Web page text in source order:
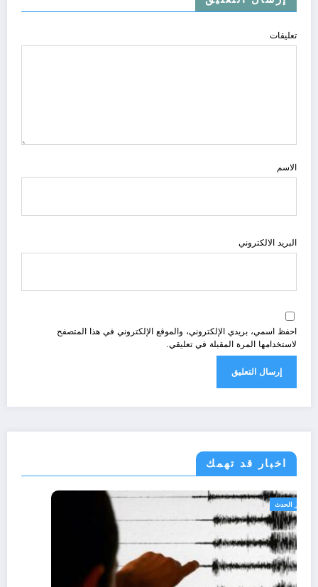
تعليقات
الاسم
البريد الالكتروني
احفظ اسمي، بريدي الإلكتروني، والموقع الإلكتروني في هذا المتصفح
لاستخدامها المرة المقبلة في تعليقي.
اخبار قد تهمك
الجزائر الحدث